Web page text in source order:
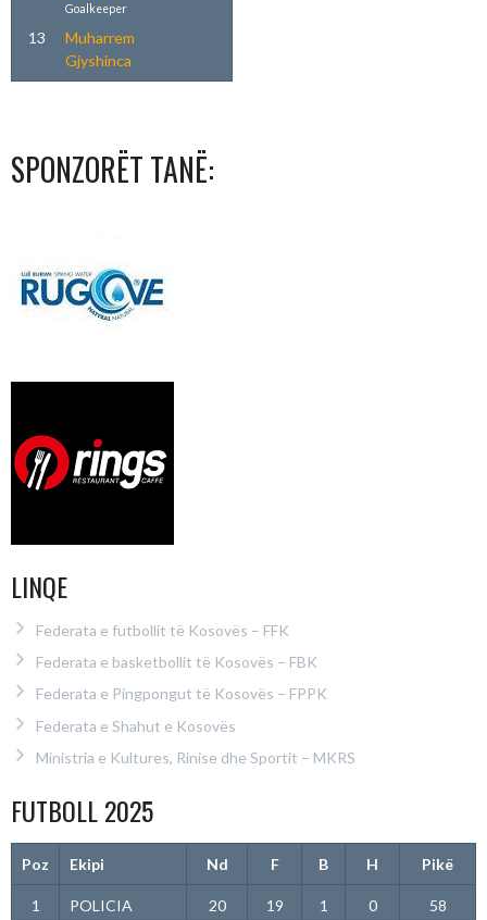
Goalkeeper
13
Muharrem
Gjyshinca
SPONZORËT TANË:
LINQE
Federata e futbollit të Kosovës – FFK
Federata e basketbollit të Kosovës – FBK
Federata e Pingpongut të Kosovës – FPPK
Federata e Shahut e Kosovës
Ministria e Kultures, Rinise dhe Sportit – MKRS
FUTBOLL 2025
Poz Ekipi Nd F B H Pikë
1 POLICIA 20 19 1 0 58